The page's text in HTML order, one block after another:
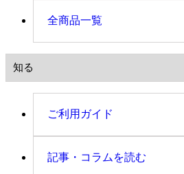
全商品一覧
知る
ご利用ガイド
記事・コラムを読む